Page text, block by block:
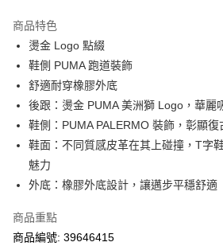
Alipay, PayMe, WeChat Pay, UnionPay, FPS
送貨方式
單筆訂單淨值滿$399可享免運費優惠
每筆HK$30.00，滿HK$399.00或以上免運費
滿$599可享澳門免運費優惠
商品特色
燙金 Logo 點綴
鞋側 PUMA 跑道裝飾
舒適耐穿橡膠外底
後跟：燙金 PUMA 美洲獅 Logo，華麗
鞋側：PUMA PALERMO 裝飾，彰顯復
鞋面：不同質感皮革在其上碰撞，T字
魅力
外底：橡膠外底設計，讓邁步平穩舒適
商品重點
商品編號: 39646415